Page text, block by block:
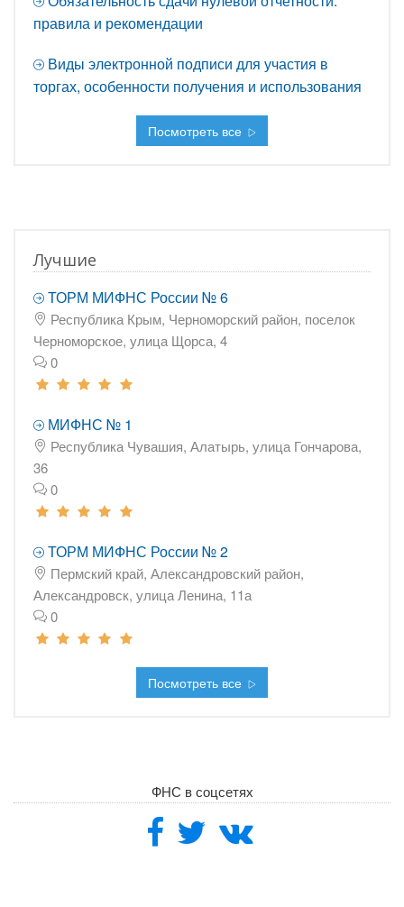
правила и рекомендации
Виды электронной подписи для участия в
торгах, особенности получения и использования
Посмотреть все
Лучшие
ТОРМ МИФНС России № 6
Республика Крым, Черноморский район, поселок
Черноморское, улица Щорса, 4
0
МИФНС № 1
Республика Чувашия, Алатырь, улица Гончарова,
36
0
ТОРМ МИФНС России № 2
Пермский край, Александровский район,
Александровск, улица Ленина, 11а
0
Посмотреть все
ФНС в соцсетях